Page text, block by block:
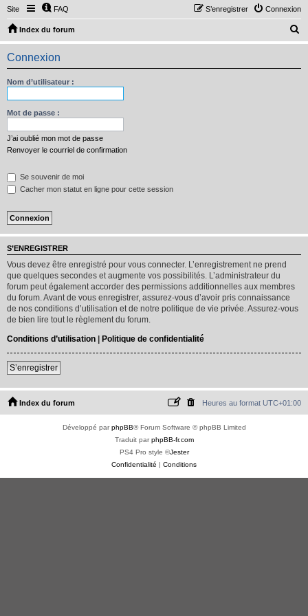
Site FAQ Connexion
S’enregistrer
Index du forum
e
Connexion
Nom d’utilisateur :
Mot de passe :
J’ai oublié mon mot de passe
Renvoyer le courriel de confirmation
Se souvenir de moi
Cacher mon statut en ligne pour cette session
S’ENREGISTRER
Vous devez être enregistré pour vous connecter. L’enregistrement ne prend
que quelques secondes et augmente vos possibilités. L’administrateur du
forum peut également accorder des permissions additionnelles aux membres
du forum. Avant de vous enregistrer, assurez-vous d’avoir pris connaissance
de nos conditions d’utilisation et de notre politique de vie privée. Assurez-vous
de bien lire tout le règlement du forum.
Conditions d’utilisation | Politique de confidentialité
S’enregistrer
Index du forum Heures au format UTC+01:00
Développé parphpBB® Forum Software © phpBB Limited
Traduit parphpBB-fr.com
PS4 Pro style ©Jester
Confidentialité | Conditions